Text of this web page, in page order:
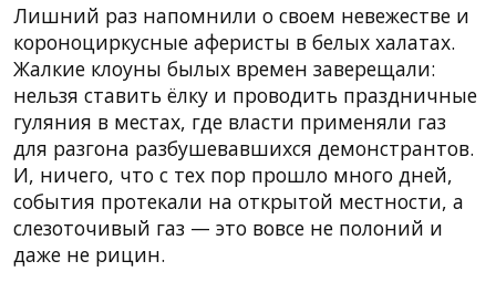
Лишний раз напомнили о своем невежестве и
короноциркусные аферисты в белых халатах.
Жалкие клоуны былых времен заверещали:
нельзя ставить ёлку и проводить праздничные
гуляния в местах, где власти применяли газ
для разгона разбушевавшихся демонстрантов.
И, ничего, что с тех пор прошло много дней,
события протекали на открытой местности, а
слезоточивый газ — это вовсе не полоний и
даже не рицин.